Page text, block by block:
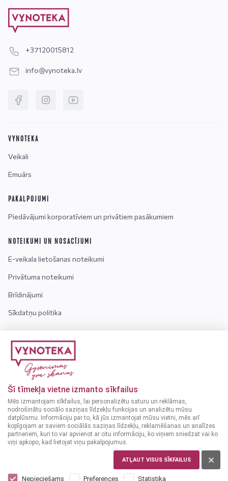
Šī tīmekļa vietne izmanto sīkfailus
Mēs izmantojam sīkfailus, lai personalizētu saturu un reklāmas,
nodrošinātu sociālo saziņas līdzekļu funkcijas un analizētu mūsu
datplūsmu. Informāciju par to, kā jūs izmantojat mūsu vietni, mēs arī
kopīgojam ar saviem sociālās saziņas līdzekļu, reklamēšanas un analīzes
partneriem, kuri to var apvienot ar citu informāciju, ko viņiem sniedzat vai ko
viņi apkopo, kad lietojat viņu pakalpojumus.
ATĻAUT VISUS SĪKFAILUS
Nepieciešams Preferences Statistika
+37120015812
info@vynoteka.lv
VYNOTEKA
Veikali
Emuārs
PAKALPOJUMI
Piedāvājumi korporatīviem un privātiem pasākumiem
NOTEIKUMI UN NOSACĪJUMI
E-veikala lietošanas noteikumi
Privātuma noteikumi
Brīdinājumi
Sīkdatņu politika
Kontakti
Par mums
Bieži uzdotie jautājumi
Uzmanību! Alkoholiskos dzērienus var iegādāties tikai
personas, kuras ir sasniegušas vismaz 18 gadu vecumu.